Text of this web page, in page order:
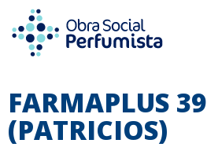
FARMAPLUS 39
(PATRICIOS)